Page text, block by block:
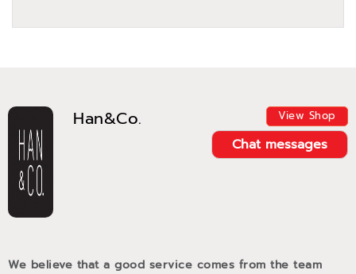
Han&Co. View Shop
Chat messages
We believe that a good service comes from the team